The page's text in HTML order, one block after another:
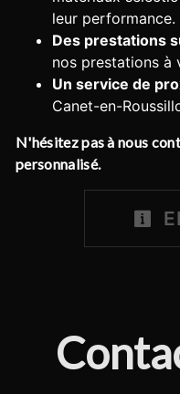
leur performance.
Des prestations
nos prestations à
Un service de
Canet-en-
N'hésitez pas à nous
personnalisé.